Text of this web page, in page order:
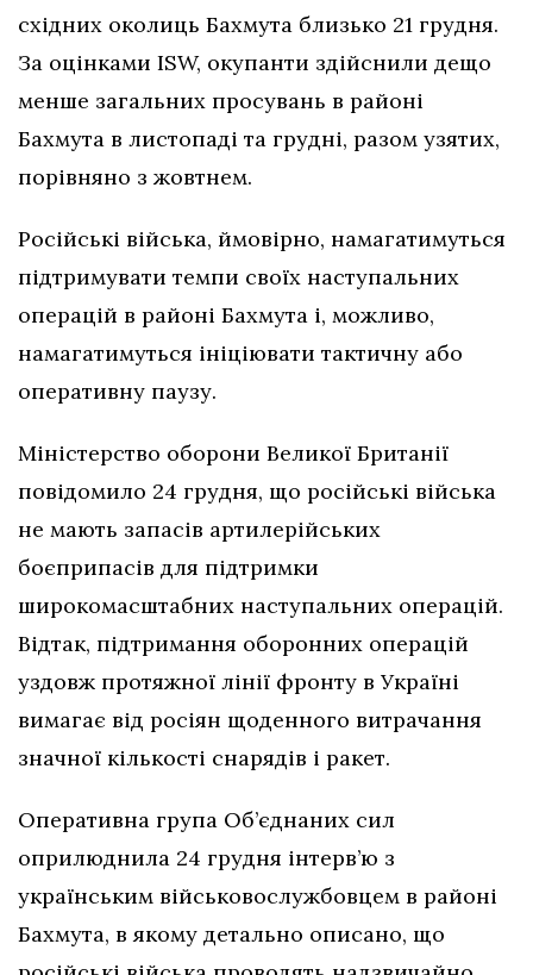
східних околиць Бахмута близько 21 грудня.
За оцінками ISW, окупанти здійснили дещо
менше загальних просувань в районі
Бахмута в листопаді та грудні, разом узятих,
порівняно з жовтнем.
Російські війська, ймовірно, намагатимуться
підтримувати темпи своїх наступальних
операцій в районі Бахмута і, можливо,
намагатимуться ініціювати тактичну або
оперативну паузу.
Міністерство оборони Великої Британії
повідомило 24 грудня, що російські війська
не мають запасів артилерійських
боєприпасів для підтримки
широкомасштабних наступальних операцій.
Відтак, підтримання оборонних операцій
уздовж протяжної лінії фронту в Україні
вимагає від росіян щоденного витрачання
значної кількості снарядів і ракет.
Оперативна група Об’єднаних сил
оприлюднила 24 грудня інтерв’ю з
українським військовослужбовцем в районі
Бахмута, в якому детально описано, що